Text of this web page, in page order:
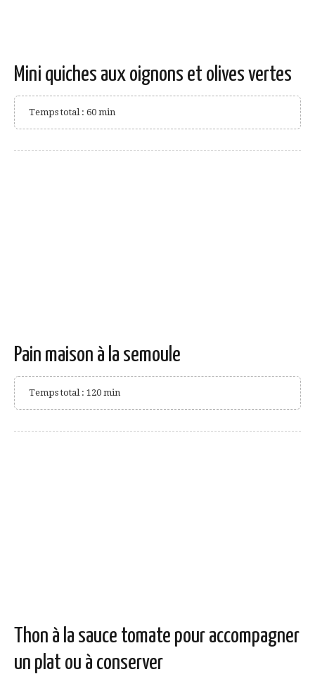
Mini quiches aux oignons et olives vertes
Temps total : 60 min
Pain maison à la semoule
Temps total : 120 min
Thon à la sauce tomate pour accompagner
un plat ou à conserver